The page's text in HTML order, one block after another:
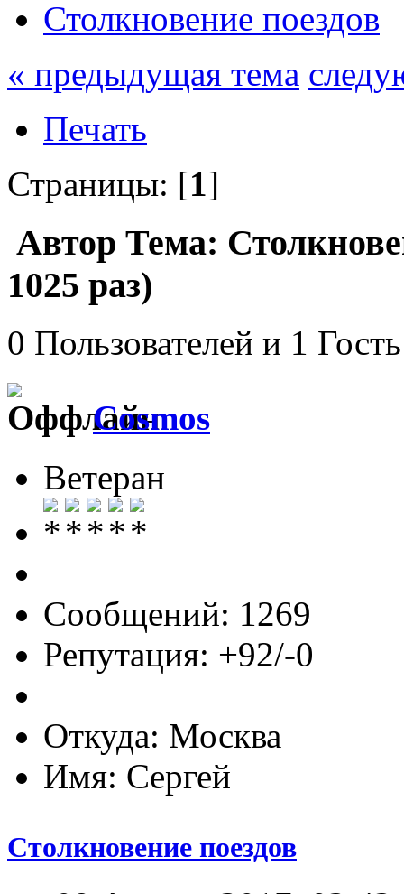
Столкновение поездов
« предыдущая тема
Печать
Страницы: [1]
Автор Тема:
1025 раз)
0 Пользователей и 1
Cosmos
Ветеран
Сообщений: 1269
Репутация: +92/-0
Откуда: Москва
Имя: Сергей
Столкновение поездов